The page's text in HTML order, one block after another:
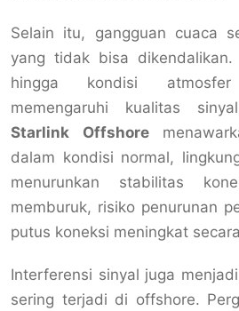
Selain itu, gangguan cuaca
yang tidak bisa
hingga kondisi
memengaruhi kualitas
Starlink Offshore
dalam kondisi normal,
menurunkan stabilitas
memburuk, risiko penurunan
putus koneksi meningkat
Interferensi sinyal juga
sering terjadi di offshore.